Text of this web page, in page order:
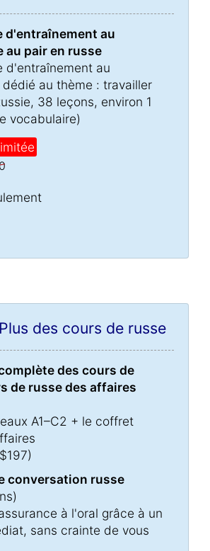
d'entraînement au
au pair en russe
d'entraînement au
au thème : travailler
38 leçons, environ 1
vocabulaire)
des cours de russe
des cours de
de russe des affaires
A1–C2 + le coffret
conversation russe
à l'oral grâce à un
sans crainte de vous